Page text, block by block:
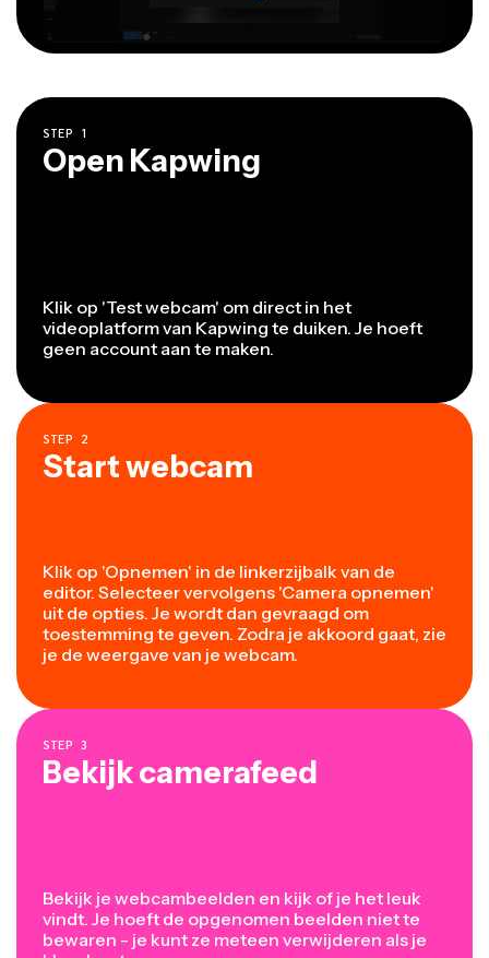
STEP 1
Open Kapwing
Klik op 'Test webcam' om direct in het
videoplatform van Kapwing te duiken. Je hoeft
geen account aan te maken.
STEP 2
Start webcam
Klik op 'Opnemen' in de linkerzijbalk van de
editor. Selecteer vervolgens 'Camera opnemen'
uit de opties. Je wordt dan gevraagd om
toestemming te geven. Zodra je akkoord gaat, zie
je de weergave van je webcam.
STEP 3
Bekijk camerafeed
Bekijk je webcambeelden en kijk of je het leuk
vindt. Je hoeft de opgenomen beelden niet te
bewaren - je kunt ze meteen verwijderen als je